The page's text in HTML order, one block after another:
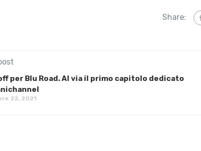
Share:
per Blu Road. Al via il primo capitolo dedicato
22, 2021